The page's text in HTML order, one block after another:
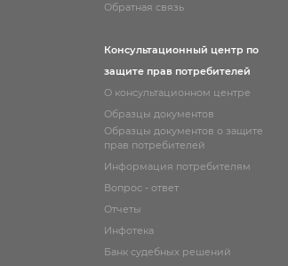
Обратная связь
Консультационный центр по
защите прав потребителей
О консультационном центре
Образцы документов
Образцы документов о защите
прав потребителей
Информация потребителям
Вопрос - ответ
Отчеты
Инфотека
Банк судебных решений